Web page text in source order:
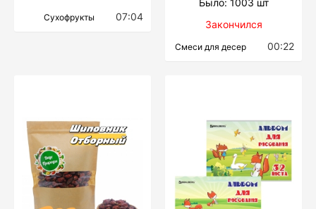
Сухофрукты 07:04
Было: 1003 шт
Закончился
Смеси для десер 00:22